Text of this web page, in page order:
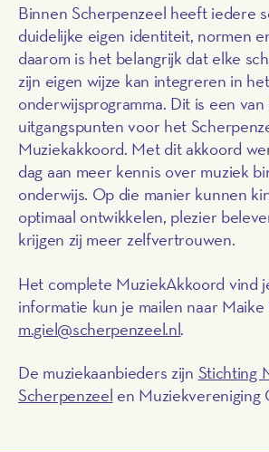
Binnen Scherpenzeel heeft iedere
duidelijke eigen identiteit, normen
daarom is het belangrijk dat elke
zijn eigen wijze kan integreren in het
onderwijsprogramma. Dit is een
uitgangspunten voor het
Muziekakkoord. Met dit akkoord
dag aan meer kennis over muziek
onderwijs. Op die manier kunnen
optimaal ontwikkelen, plezier
krijgen zij meer zelfvertrouwen.
Het complete MuziekAkkoord vind
informatie kun je mailen naar Maike
m.giel@scherpenzeel.nl.
De muziekaanbieders zijn Stichting
Scherpenzeel en Muziekvereniging
Play